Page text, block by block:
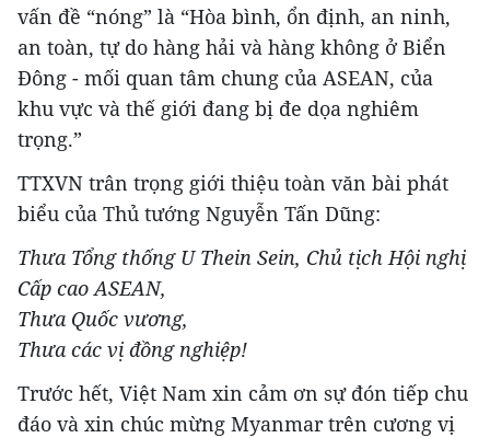
vấn đề “nóng” là “Hòa bình, ổn định, an ninh,
an toàn, tự do hàng hải và hàng không ở Biển
Đông - mối quan tâm chung của ASEAN, của
khu vực và thế giới đang bị đe dọa nghiêm
trọng.”
TTXVN trân trọng giới thiệu toàn văn bài phát
biểu của Thủ tướng Nguyễn Tấn Dũng:
Thưa Tổng thống U Thein Sein, Chủ tịch Hội nghị
Cấp cao ASEAN,
Thưa Quốc vương,
Thưa các vị đồng nghiệp!
Trước hết, Việt Nam xin cảm ơn sự đón tiếp chu
đáo và xin chúc mừng Myanmar trên cương vị